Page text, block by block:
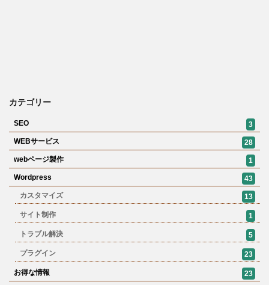
カテゴリー
SEO
3
WEBサービス
28
webページ製作
1
Wordpress
43
カスタマイズ
13
サイト制作 1
トラブル解決 5
プラグイン 23
お得な情報
23